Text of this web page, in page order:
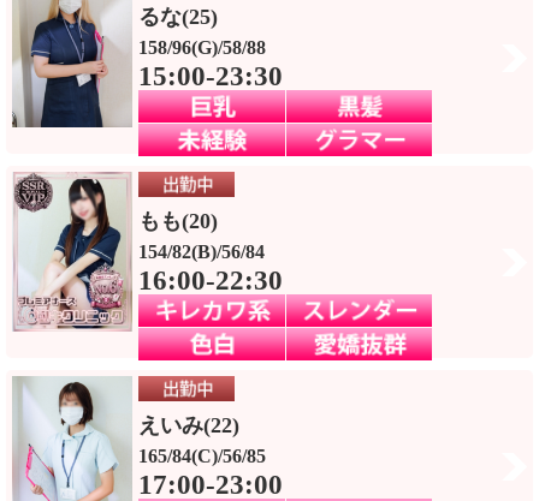
るな(25)
158/96(G)/58/88
15:00-23:30
もも(20)
154/82(B)/56/84
16:00-22:30
えいみ(22)
165/84(C)/56/85
17:00-23:00